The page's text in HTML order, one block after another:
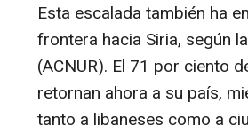
Esta escalada también ha
frontera hacia Siria, según
(ACNUR). El 71 por ciento
retornan ahora a su país,
tanto a libaneses como a